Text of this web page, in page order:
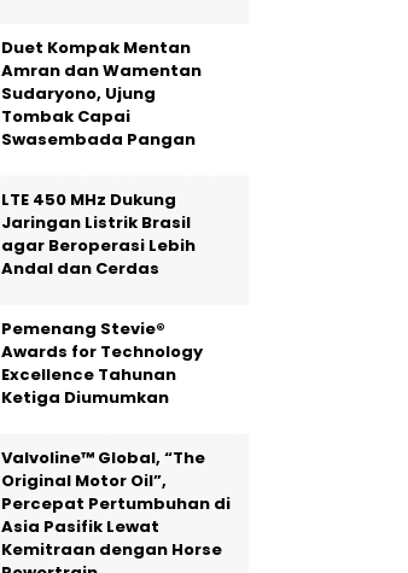
Duet Kompak Mentan
Amran dan Wamentan
Sudaryono, Ujung
Tombak Capai
Swasembada Pangan
LTE 450 MHz Dukung
Jaringan Listrik Brasil
agar Beroperasi Lebih
Andal dan Cerdas
Pemenang Stevie®
Awards for Technology
Excellence Tahunan
Ketiga Diumumkan
Valvoline™ Global, “The
Original Motor Oil”,
Percepat Pertumbuhan di
Asia Pasifik Lewat
Kemitraan dengan Horse